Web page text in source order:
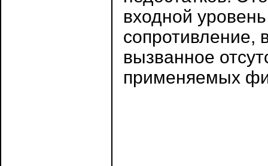
входной
сопротивление,
вызванное
применяемых